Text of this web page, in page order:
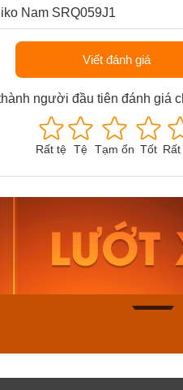
Nam SRQ059J1
Viết đánh giá
người đầu tiên đánh giá
Rất tệ Tệ Tạm ổn Tốt
Casio Nam
115D-1AVDF
2.823.000₫
2.399.550₫
Mua ngay